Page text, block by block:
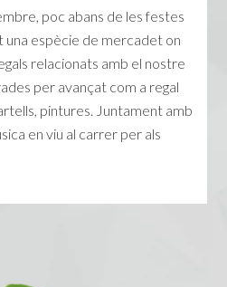
poc abans de les festes
una espècie de mercadet on
relacionats amb el nostre
per avançat com a regal
pintures. Juntament amb
en viu al carrer per als